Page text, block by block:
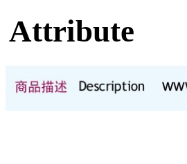
Attribute